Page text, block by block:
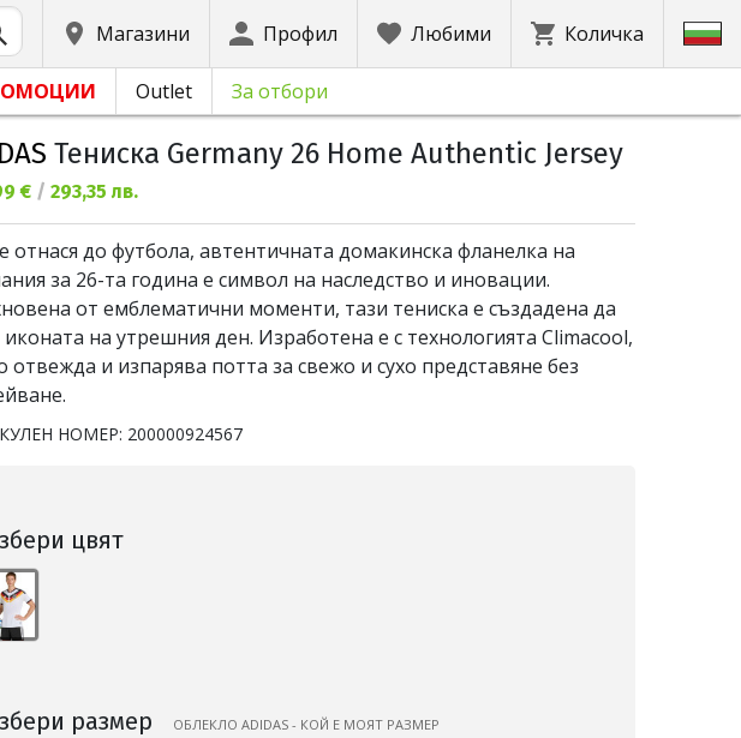
Магазини Профил Любими Количка
Outlet За отбори
Тениска Germany 26 Home Authentic Jersey
цена:
€ / 293,35 лв.
отнася до футбола, автентичната домакинска фланелка на
за 26-та година е символ на наследство и иновации.
от емблематични моменти, тази тениска е създадена да
на утрешния ден. Изработена е с технологията Climacool,
отвежда и изпарява потта за свежо и сухо представяне без
НОМЕР: 200000924567
цвят
размер OБЛЕКЛО ADIDAS - КОЙ Е МОЯТ РАЗМЕР